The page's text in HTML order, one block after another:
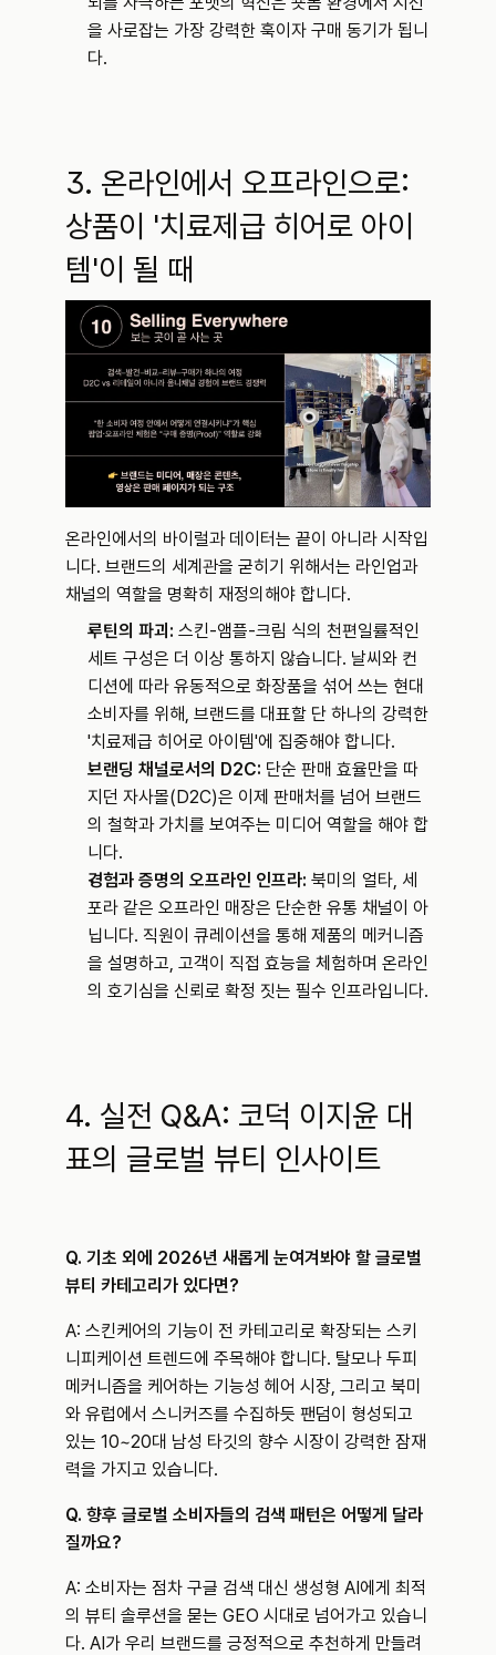
을 사로잡는 가장 강력한 훅이자 구매 동기가 됩니
다.
3. 온라인에서 오프라인으로:
상품이 '치료제급 히어로 아이
템'이 될 때
온라인에서의 바이럴과 데이터는 끝이 아니라 시작입
니다. 브랜드의 세계관을 굳히기 위해서는 라인업과
채널의 역할을 명확히 재정의해야 합니다.
루틴의 파괴: 스킨-앰플-크림 식의 천편일률적인
세트 구성은 더 이상 통하지 않습니다. 날씨와 컨
디션에 따라 유동적으로 화장품을 섞어 쓰는 현대
소비자를 위해, 브랜드를 대표할 단 하나의 강력한
'치료제급 히어로 아이템'에 집중해야 합니다.
브랜딩 채널로서의 D2C: 단순 판매 효율만을 따
지던 자사몰(D2C)은 이제 판매처를 넘어 브랜드
의 철학과 가치를 보여주는 미디어 역할을 해야 합
니다.
경험과 증명의 오프라인 인프라: 북미의 얼타, 세
포라 같은 오프라인 매장은 단순한 유통 채널이 아
닙니다. 직원이 큐레이션을 통해 제품의 메커니즘
을 설명하고, 고객이 직접 효능을 체험하며 온라인
의 호기심을 신뢰로 확정 짓는 필수 인프라입니다.
4. 실전 Q&A: 코덕 이지윤 대
표의 글로벌 뷰티 인사이트
Q. 기초 외에 2026년 새롭게 눈여겨봐야 할 글로벌
뷰티 카테고리가 있다면?
A: 스킨케어의 기능이 전 카테고리로 확장되는 스키
니피케이션 트렌드에 주목해야 합니다. 탈모나 두피
메커니즘을 케어하는 기능성 헤어 시장, 그리고 북미
와 유럽에서 스니커즈를 수집하듯 팬덤이 형성되고
있는 10~20대 남성 타깃의 향수 시장이 강력한 잠재
력을 가지고 있습니다.
Q. 향후 글로벌 소비자들의 검색 패턴은 어떻게 달라
질까요?
A: 소비자는 점차 구글 검색 대신 생성형 AI에게 최적
의 뷰티 솔루션을 묻는 GEO 시대로 넘어가고 있습니
다. AI가 우리 브랜드를 긍정적으로 추천하게 만들려